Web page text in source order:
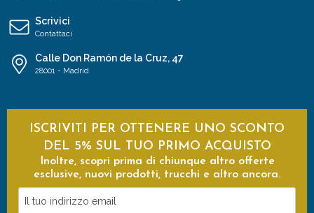
Scrivici
Contattaci
Calle Don Ramón de la Cruz, 47
28001 - Madrid
ISCRIVITI PER OTTENERE UNO SCONTO
DEL 5% SUL TUO PRIMO ACQUISTO
Inoltre, scopri prima di chiunque altro offerte
esclusive, nuovi prodotti, trucchi e altro ancora.